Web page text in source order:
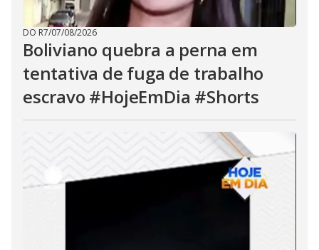
DO R7/07/08/2026
Boliviano quebra a perna em
tentativa de fuga de trabalho
escravo #HojeEmDia #Shorts